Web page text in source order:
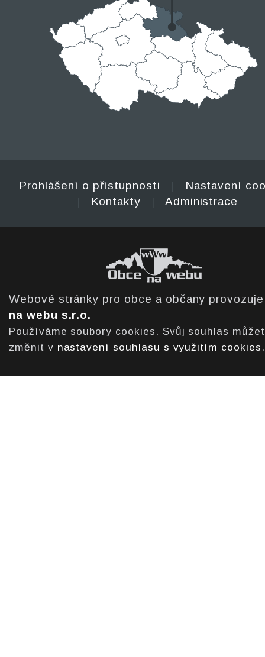
Prohlášení o přístupnosti
Nastavení
Kontakty Administrace
Webové stránky pro obce a občany
na webu s.r.o.
Používáme soubory cookies. Svůj souhlas
změnit v nastavení souhlasu s využitím cookies .